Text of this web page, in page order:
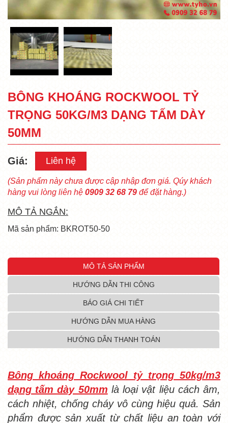
BÔNG KHOÁNG ROCKWOOL TỶ
TRỌNG 50KG/M3 DẠNG TẤM DÀY
50MM
Giá: Liên hệ
(Sản phẩm này chưa được cập nhập đơn giá. Qúy khách
hàng vui lòng liên hệ 0909 32 68 79 để đặt hàng.)
MÔ TẢ NGẮN:
Mã sản phẩm: BKROT50-50
MÔ TẢ SẢN PHẨM
HƯỚNG DẪN THI CÔNG
BÁO GIÁ CHI TIẾT
HƯỚNG DẪN MUA HÀNG
HƯỚNG DẪN THANH TOÁN
Bông khoáng Rockwool tỷ trọng 50kg/m3
dạng tấm dày 50mm là loại vật liệu cách âm,
cách nhiệt, chống cháy vô cùng hiệu quả. Sản
phẩm được sản xuất từ chất liệu an toàn với